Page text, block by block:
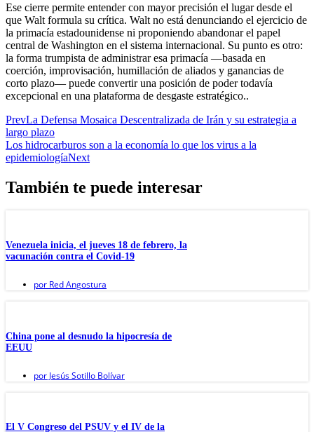
Ese cierre permite entender con mayor precisión el lugar desde el
que Walt formula su crítica. Walt no está denunciando el ejercicio de
la primacía estadounidense ni proponiendo abandonar el papel
central de Washington en el sistema internacional. Su punto es otro:
la forma trumpista de administrar esa primacía —basada en
coerción, improvisación, humillación de aliados y ganancias de
corto plazo— puede convertir una posición de poder todavía
excepcional en una plataforma de desgaste estratégico..
PrevLa Defensa Mosaica Descentralizada de Irán y su estrategia a
largo plazo
Los hidrocarburos son a la economía lo que los virus a la
epidemiologíaNext
También te puede interesar
Venezuela inicia, el jueves 18 de febrero, la
vacunación contra el Covid-19
por Red Angostura
China pone al desnudo la hipocresía de
EEUU
por Jesús Sotillo Bolívar
El V Congreso del PSUV y el IV de la